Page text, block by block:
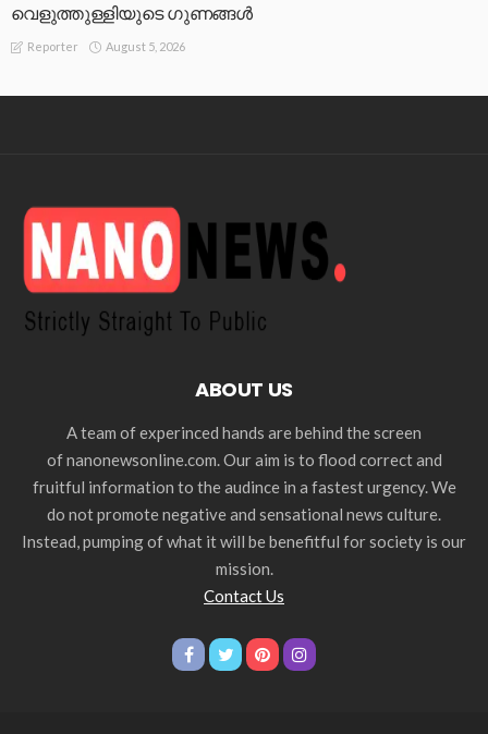
വെളുത്തുള്ളിയുടെ ഗുണങ്ങൾ
Reporter August 5, 2026
ABOUT US
A team of experinced hands are behind the screen
of nanonewsonline.com. Our aim is to flood correct and
fruitful information to the audince in a fastest urgency. We
do not promote negative and sensational news culture.
Instead, pumping of what it will be benefitful for society is our
mission.
Contact Us